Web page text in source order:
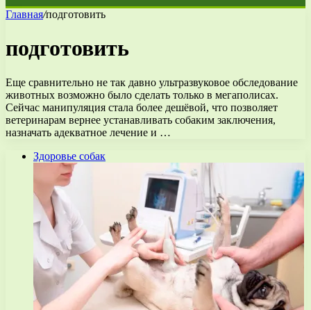
Главная/подготовить
подготовить
Еще сравнительно не так давно ультразвуковое обследование
животных возможно было сделать только в мегаполисах.
Сейчас манипуляция стала более дешёвой, что позволяет
ветеринарам вернее устанавливать собаким заключения,
назначать адекватное лечение и …
Здоровье собак